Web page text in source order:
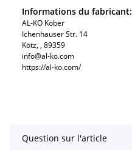
Informations du fabricant:
AL-KO Kober
Ichenhauser Str. 14
Kötz, , 89359
info@al-ko.com
https://al-ko.com/
Question sur l'article